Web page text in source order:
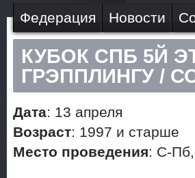
Федерация Новости
КУБОК СПБ 5Й
ГРЭППЛИНГУ /
Дата: 13 апреля
Возраст: 1997 и старше
Место проведения: С-